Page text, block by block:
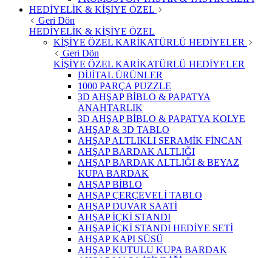
HEDİYELİK & KİŞİYE ÖZEL
Geri Dön
HEDİYELİK & KİŞİYE ÖZEL
KİŞİYE ÖZEL KARİKATÜRLÜ HEDİYELER
Geri Dön
KİŞİYE ÖZEL KARİKATÜRLÜ HEDİYELER
DİJİTAL ÜRÜNLER
1000 PARÇA PUZZLE
3D AHŞAP BİBLO & PAPATYA
ANAHTARLIK
3D AHŞAP BİBLO & PAPATYA KOLYE
AHŞAP & 3D TABLO
AHŞAP ALTLIKLI SERAMİK FİNCAN
AHŞAP BARDAK ALTLIĞI
AHŞAP BARDAK ALTLIĞI & BEYAZ
KUPA BARDAK
AHŞAP BİBLO
AHŞAP ÇERÇEVELİ TABLO
AHŞAP DUVAR SAATİ
AHŞAP İÇKİ STANDI
AHŞAP İÇKİ STANDI HEDİYE SETİ
AHŞAP KAPI SÜSÜ
AHŞAP KUTULU KUPA BARDAK